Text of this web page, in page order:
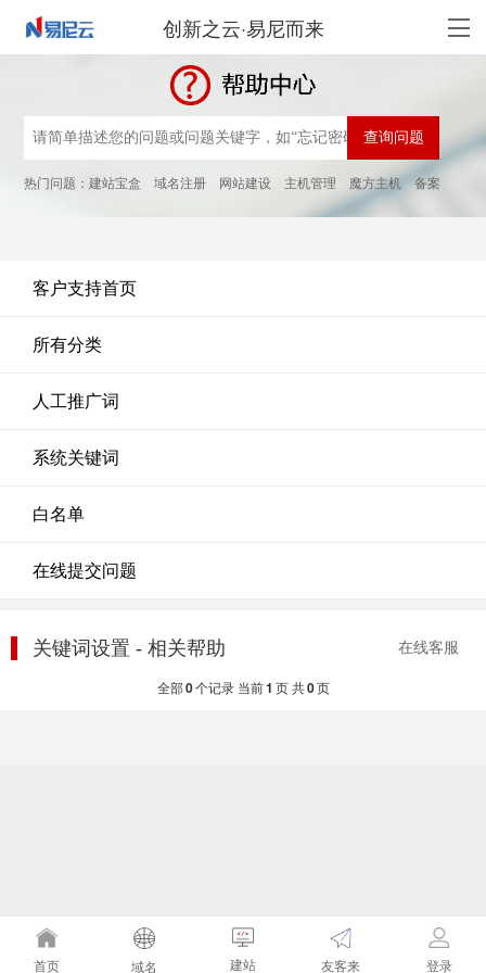
创新之云·易尼而来
热门问题：建站宝盒 域名注册 网站建设 主机管理 魔方主机 备案
客户支持首页
所有分类
人工推广词
系统关键词
白名单
在线提交问题
关键词设置 - 相关帮助 在线客服
全部0个记录 当前1 页 共0页
首页 域名 建站 友客来 登录